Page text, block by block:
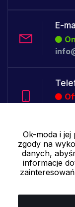
E-
Cookies -
prywatności
Ok-moda i
zgody na
danych,
informacje